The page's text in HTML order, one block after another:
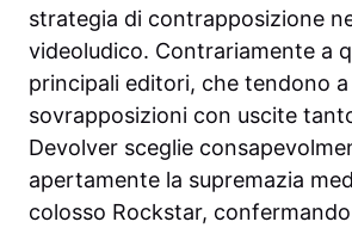
strategia di contrapposizione
videoludico. Contrariamente a
principali editori, che tendono
sovrapposizioni con uscite
Devolver sceglie
apertamente la supremazia
colosso Rockstar,